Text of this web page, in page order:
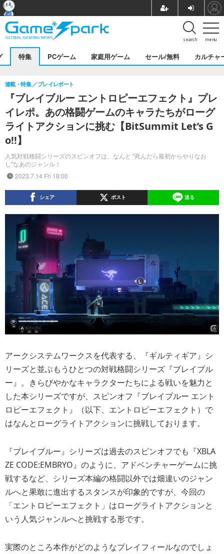
menu
search
特集 PCゲーム 家庭用ゲーム セール/無料 カルチャ
『ブレイブルー エントロピーエフェクト』プレ
イレポ。あの格闘ゲームのキャラたちがローグ
ライトアクションに挑む【BitSummit Let’s G
o!!】
人気対戦格闘シリーズのスピンオフは、なんと “死んだら最初からやりなお
し”なあのジャンル！
連載・特集 プレイレポート
2023.7.14 Fri 18:00
シェア ポスト 送る
アークシステムワークスを代表する、『ギルティギア』シ
リーズと並ぶもうひとつの対戦格闘シリーズ『ブレイブル
ー』。きらびやかなキャラクターたちによる戦いを魅力と
した本シリーズですが、スピンオフ『ブレイブルー エント
ロピーエフェクト』（以下、エントロピーエフェクト）で
はなんとローグライトアクションに挑戦しております。
『ブレイブルー』シリーズは過去のスピンオフでも『XBLA
ZE CODE:EMBRYO』のように、アドベンチャーゲームに挑
戦するなど、シリーズ本編の格闘以外では畑違いのジャン
ルへと果敢に進出するスタンスが印象的ですが、今回の
「エントロピーエフェクト」はローグライトアクションと
いう人気ジャンルへと挑戦する形です。
実際のところ本作がどのようなプレイフィールなのでしょ